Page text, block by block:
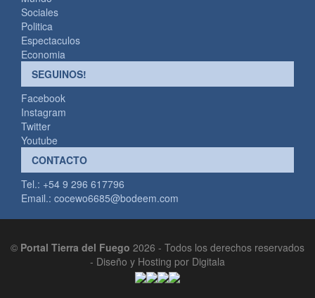
Sociales
Politica
Espectaculos
Economia
SEGUINOS!
Facebook
Instagram
Twitter
Youtube
CONTACTO
Tel.: +54 9 296 617796
Email.: cocewo6685@bodeem.com
© Portal Tierra del Fuego 2026 - Todos los derechos reservados
- Diseño y Hosting por Digitala